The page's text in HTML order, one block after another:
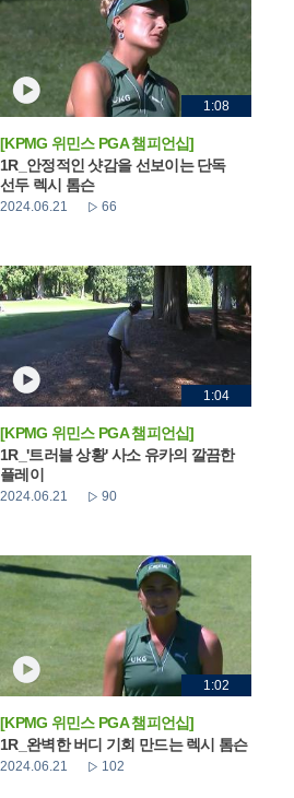
1:08
[KPMG 위민스 PGA 챔피언십]
1R_안정적인 샷감을 선보이는 단독
선두 렉시 톰슨
2024.06.21 66
1:04
[KPMG 위민스 PGA 챔피언십]
1R_'트러블 상황' 사소 유카의 깔끔한
플레이
2024.06.21 90
1:02
[KPMG 위민스 PGA 챔피언십]
1R_완벽한 버디 기회 만드는 렉시 톰슨
2024.06.21 102